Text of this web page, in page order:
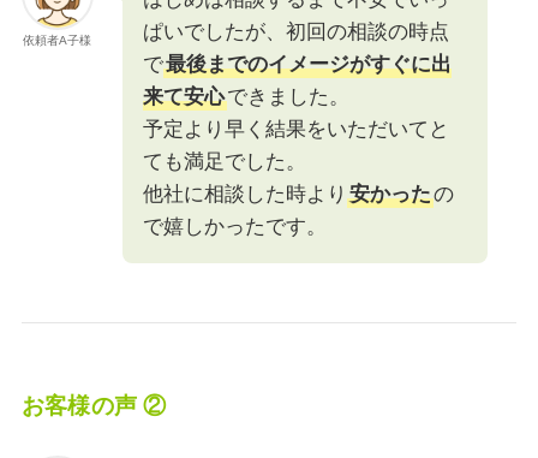
依頼者A子様
ぱいでしたが、初回の相談の時点
で最後までのイメージがすぐに出
来て安心できました。
予定より早く結果をいただいてと
ても満足でした。
​他社に相談した時より 安かったの
で嬉しかったです。
お客様の声 ②